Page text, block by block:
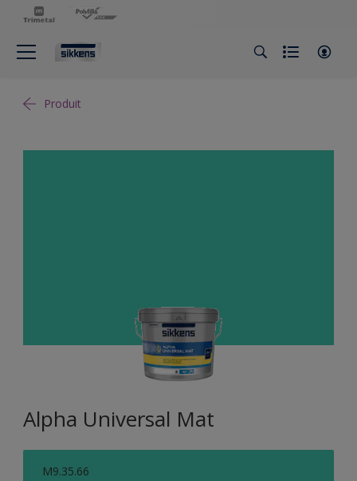
Produit
Alpha Universal Mat
M9.35.66